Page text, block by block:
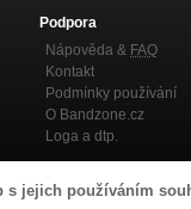
s jejich používáním
Podpora
Nápověda & FAQ
Kontakt
Podmínky používání
O Bandzone.cz
Loga a dtp.